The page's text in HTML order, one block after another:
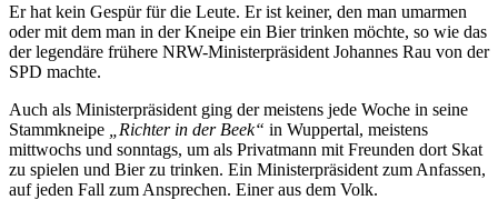
Er hat kein Gespür für die Leute. Er ist keiner, den man umarmen
oder mit dem man in der Kneipe ein Bier trinken möchte, so wie das
der legendäre frühere NRW-Ministerpräsident Johannes Rau von der
SPD machte.
Auch als Ministerpräsident ging der meistens jede Woche in seine
Stammkneipe
„Richter in der Beek“ in Wuppertal, meistens
mittwochs und sonntags, um als Privatmann mit Freunden dort Skat
zu spielen und Bier zu trinken. Ein Ministerpräsident zum Anfassen,
auf jeden Fall zum Ansprechen. Einer aus dem Volk.